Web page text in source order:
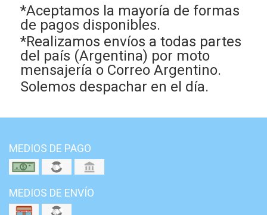
*Aceptamos la mayoría de formas
de pagos disponibles.
*Realizamos envíos a todas partes
del país (Argentina) por moto
mensajería o Correo Argentino.
Solemos despachar en el día.
MEDIOS DE PAGO
MEDIOS DE ENVÍO